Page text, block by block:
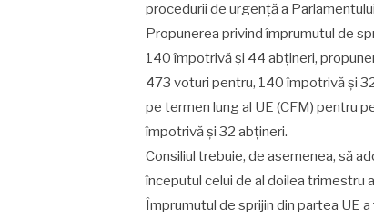
procedurii de urgență a
Propunerea privind împrumutul de
140 împotrivă și 44 abțineri,
473 voturi pentru, 140 împotrivă și
pe termen lung al UE (CFM) pentru
împotrivă și 32 abțineri.
Consiliul trebuie, de asemenea, să
începutul celui de al doilea trimestru
Împrumutul de sprijin din partea UE